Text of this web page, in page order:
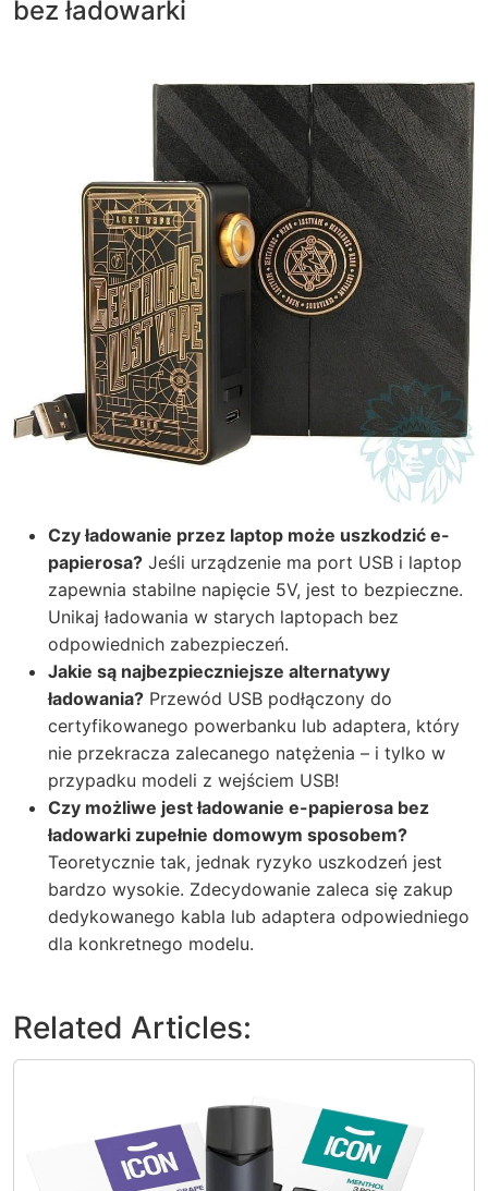
bez ładowarki
Czy ładowanie przez laptop może uszkodzić e-
papierosa? Jeśli urządzenie ma port USB i laptop
zapewnia stabilne napięcie 5V, jest to bezpieczne.
Unikaj ładowania w starych laptopach bez
odpowiednich zabezpieczeń.
Jakie są najbezpieczniejsze alternatywy
ładowania? Przewód USB podłączony do
certyfikowanego powerbanku lub adaptera, który
nie przekracza zalecanego natężenia – i tylko w
przypadku modeli z wejściem USB!
Czy możliwe jest ładowanie e-papierosa bez
ładowarki zupełnie domowym sposobem?
Teoretycznie tak, jednak ryzyko uszkodzeń jest
bardzo wysokie. Zdecydowanie zaleca się zakup
dedykowanego kabla lub adaptera odpowiedniego
dla konkretnego modelu.
Related Articles: